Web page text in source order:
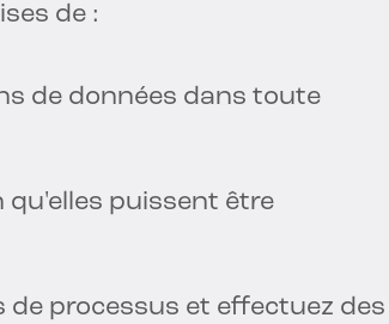
de :
de données dans toute
qu'elles puissent être
de processus et effectuez des